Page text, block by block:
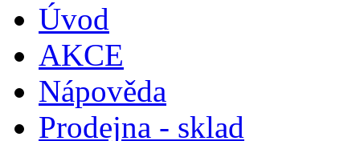
Úvod
AKCE
Nápověda
Prodejna - sklad